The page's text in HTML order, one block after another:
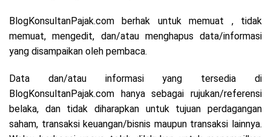
BlogKonsultanPajak.com berhak untuk memuat , tidak
memuat, mengedit, dan/atau menghapus data/informasi
yang disampaikan oleh pembaca.
Data dan/atau informasi yang tersedia di
BlogKonsultanPajak.com hanya sebagai rujukan/referensi
belaka, dan tidak diharapkan untuk tujuan perdagangan
saham, transaksi keuangan/bisnis maupun transaksi lainnya.